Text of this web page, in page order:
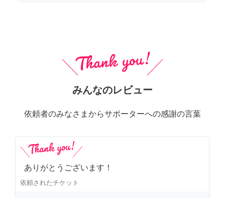
みんなのレビュー
依頼者のみなさまからサポーターへの感謝の言葉
ありがとうございます！
依頼されたチケット